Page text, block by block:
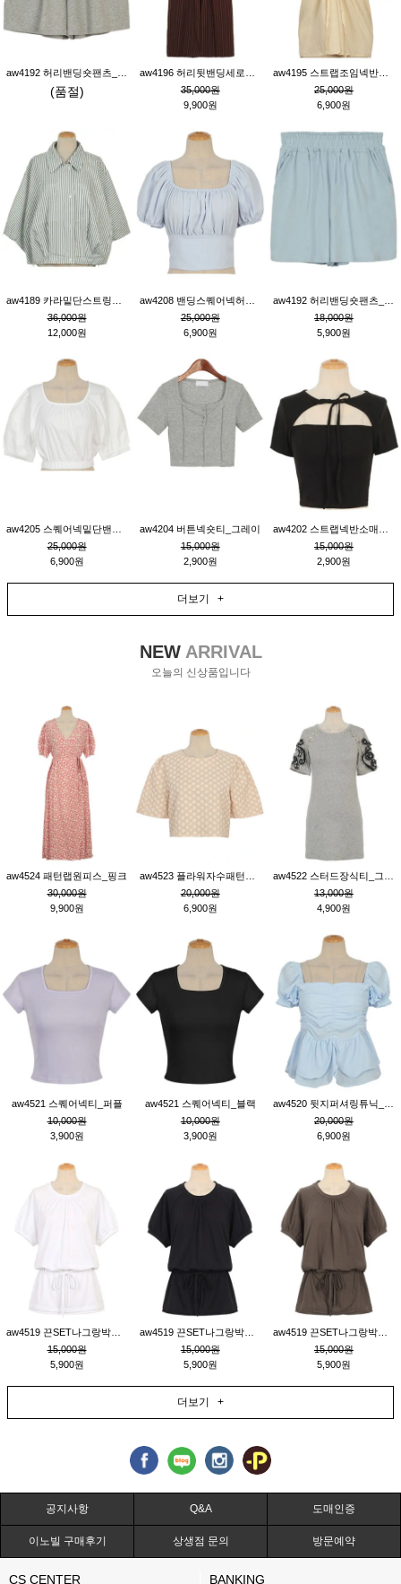
(품절)
35,000원
9,900원
25,000원
6,900원
36,000원
12,000원
25,000원
6,900원
18,000원
5,900원
25,000원
6,900원
aw4204 버튼넥숏티_그레이
15,000원
2,900원
15,000원
2,900원
더보기 +
NEWARRIVAL
오늘의 신상품입니다
aw4524 패턴랩원피스_핑크
30,000원
9,900원
20,000원
6,900원
13,000원
4,900원
aw4521 스퀘어넥티_퍼플
10,000원
3,900원
aw4521 스퀘어넥티_블랙
10,000원
3,900원
20,000원
6,900원
15,000원
5,900원
15,000원
5,900원
15,000원
5,900원
더보기 +
공지사항 Q&A 도매인증
이노빌 구매후기 상생점 문의 방문예약
CS CENTER BANKING